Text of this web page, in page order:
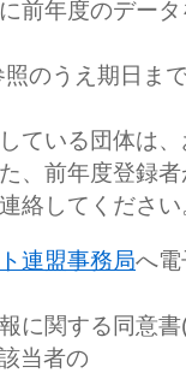
前年度のデー
照のうえ期日ま
ている団体は
、前年度登録
絡してください
連盟事務局へ
同意書(JSF
当者の